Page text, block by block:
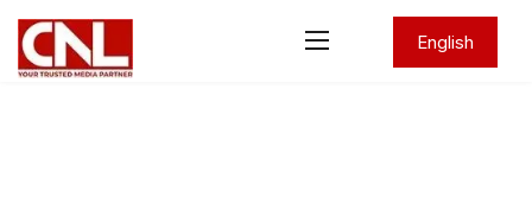
English